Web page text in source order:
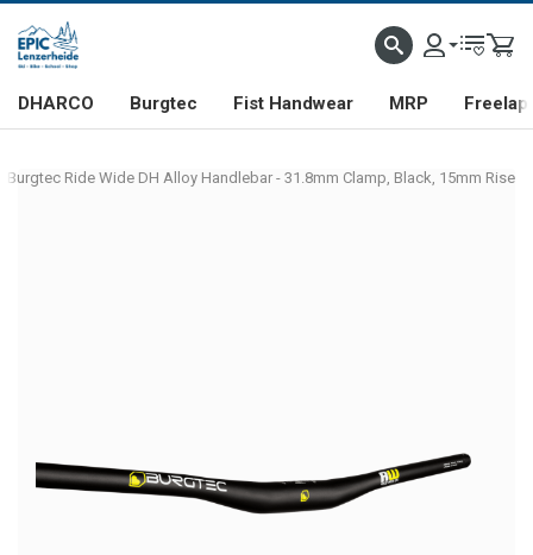
DHARCO Burgtec Fist Handwear MRP Freelap
Burgtec Ride Wide DH Alloy Handlebar - 31.8mm Clamp, Black, 15mm Rise